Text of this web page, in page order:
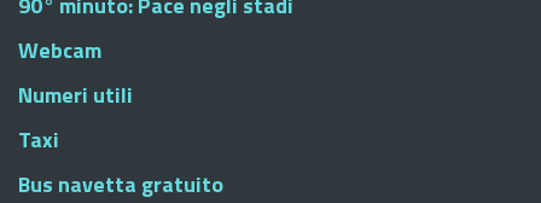
Webcam
Numeri utili
Taxi
Bus navetta gratuito